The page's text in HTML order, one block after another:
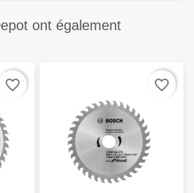
ont également
favorite_border favorite_border